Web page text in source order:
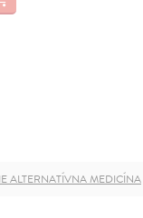
ALTERNATÍVNA MEDICÍNA